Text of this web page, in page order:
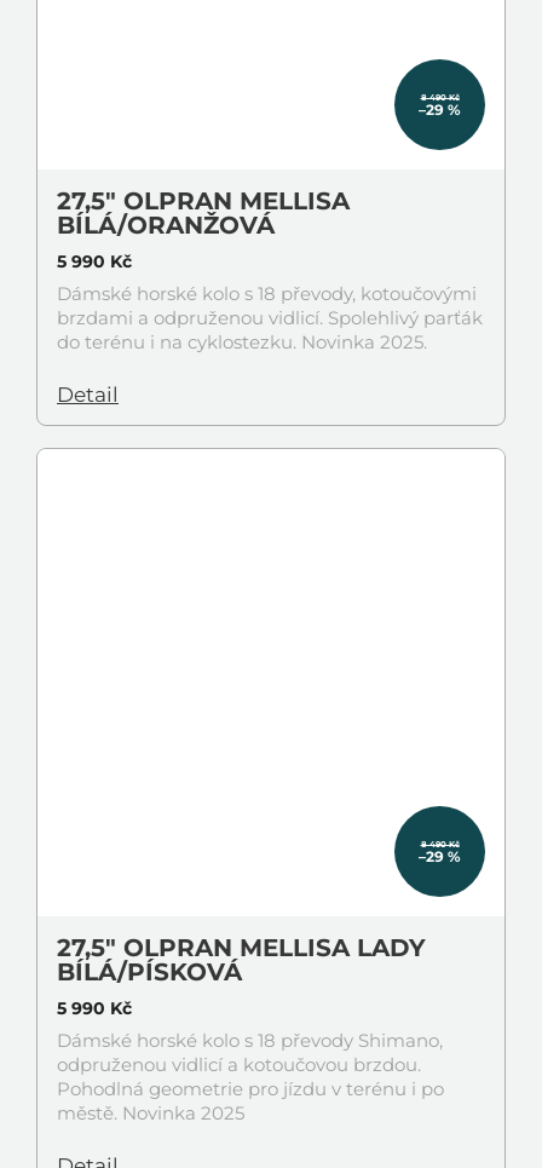
8 490 Kč
–29 %
27,5" OLPRAN MELLISA
BÍLÁ/ORANŽOVÁ
5 990 Kč
Detail
Dámské horské kolo s 18 převody, kotoučovými
brzdami a odpruženou vidlicí. Spolehlivý parťák
do terénu i na cyklostezku. Novinka 2025.
8 490 Kč
–29 %
27,5" OLPRAN MELLISA LADY
BÍLÁ/PÍSKOVÁ
5 990 Kč
Dámské horské kolo s 18 převody Shimano,
odpruženou vidlicí a kotoučovou brzdou.
Pohodlná geometrie pro jízdu v terénu i po
městě. Novinka 2025